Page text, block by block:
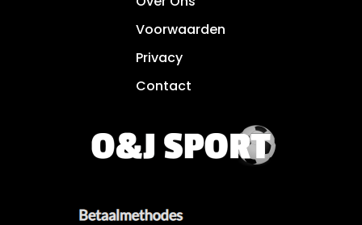
Voorwaarden
Privacy
Contact